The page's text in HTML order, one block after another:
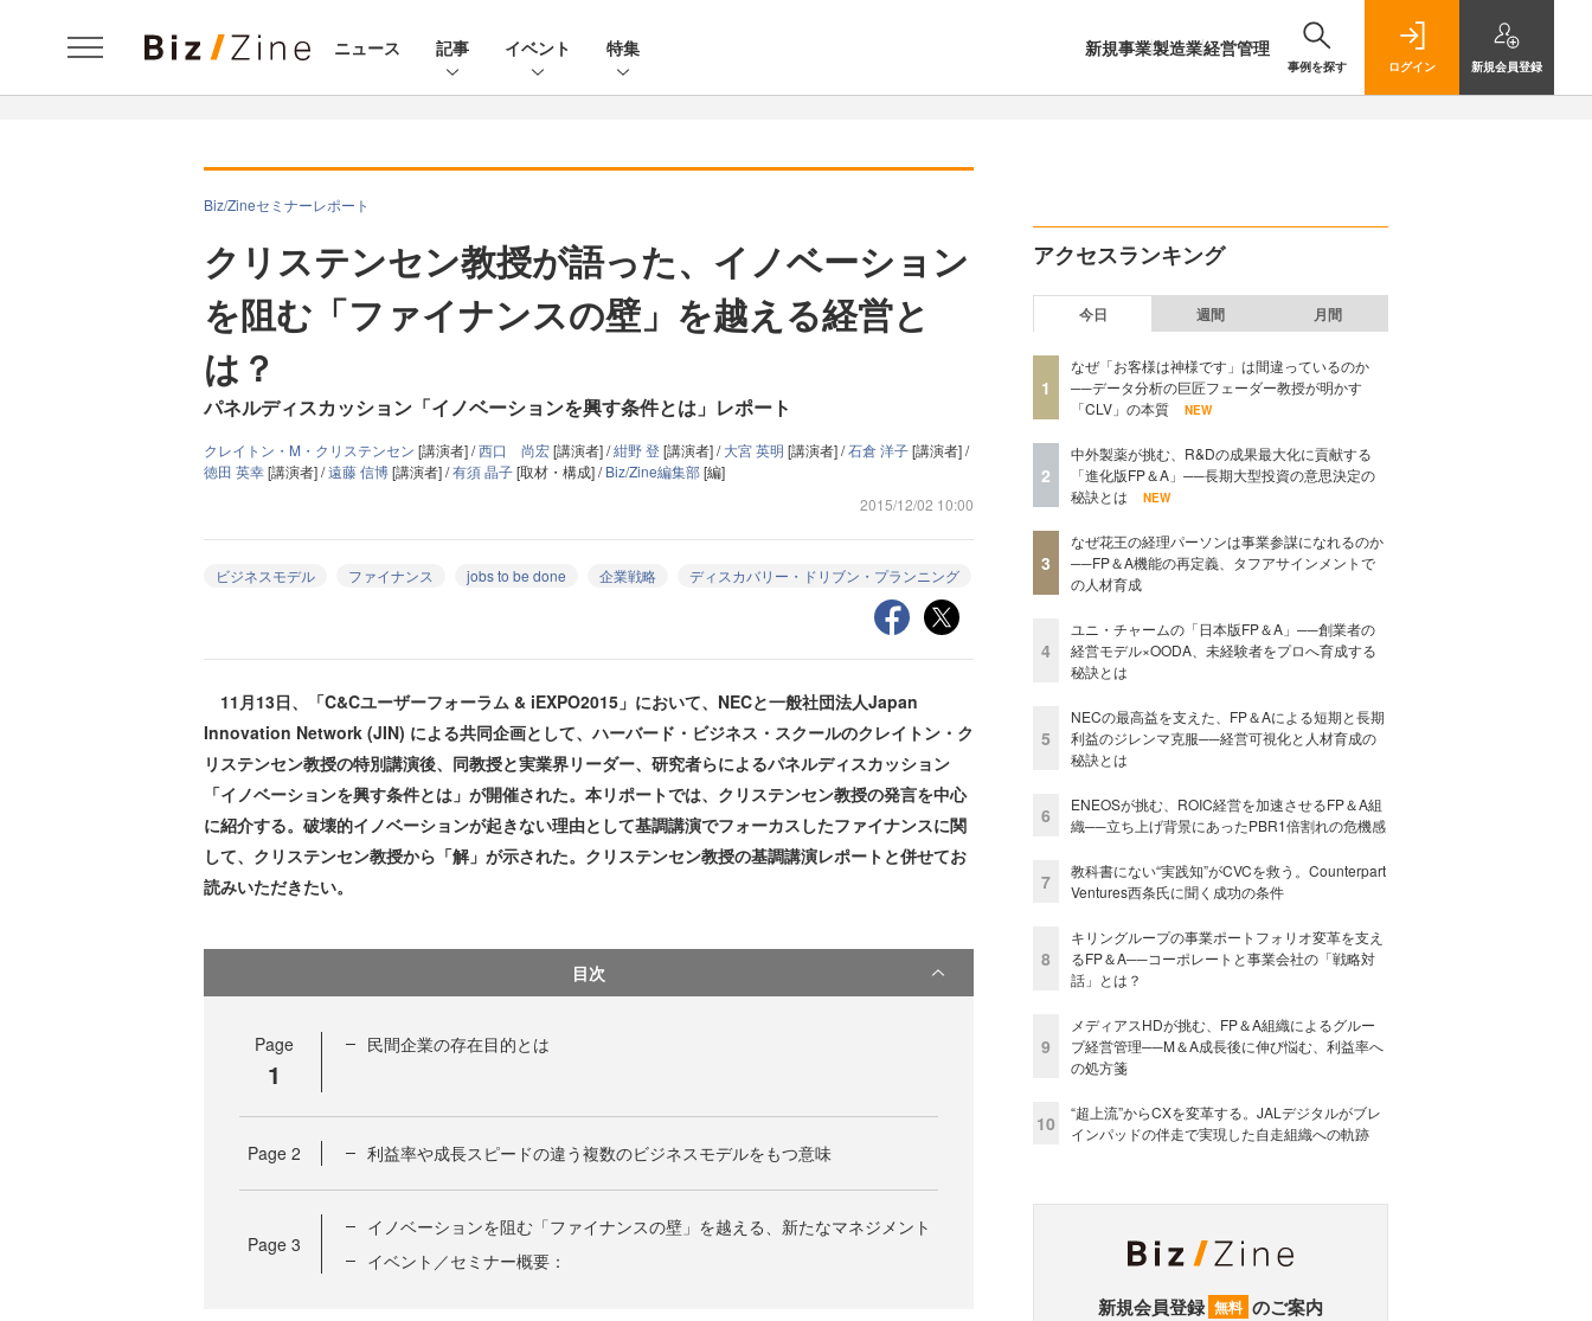
ニュース 記事 イベント 特集 新規事業製造業経営管理
事例を探す ログイン 新規会員登録
Biz/Zineセミナーレポート
クリステンセン教授が語った、イノベーション
を阻む「ファイナンスの壁」を越える経営と
は？
パネルディスカッション「イノベーションを興す条件とは」レポート
クレイトン・M・クリステンセン [講演者] /西口 尚宏[講演者] /紺野 登[講演者] /大宮 英明 [講演者] /石倉 洋子[講演者] /
徳田 英幸[講演者] /遠藤 信博[講演者] /有須 晶子[取材・構成] /Biz/Zine編集部[編]
2015/12/02 10:00
ビジネスモデル ファイナンス jobs to be done 企業戦略 ディスカバリー・ドリブン・プランニング
11月13日、「C&Cユーザーフォーラム & iEXPO2015」において、NECと一般社団法人Japan
Innovation Network (JIN) による共同企画として、ハーバード・ビジネス・スクールのクレイトン・ク
リステンセン教授の特別講演後、同教授と実業界リーダー、研究者らによるパネルディスカッション
「イノベーションを興す条件とは」が開催された。本リポートでは、クリステンセン教授の発言を中心
に紹介する。破壊的イノベーションが起きない理由として基調講演でフォーカスしたファイナンスに関
して、クリステンセン教授から「解」が示された。クリステンセン教授の基調講演レポートと併せてお
読みいただきたい。
目次
Page
1
民間企業の存在目的とは
Page 2 利益率や成長スピードの違う複数のビジネスモデルをもつ意味
Page 3
イノベーションを阻む「ファイナンスの壁」を越える、新たなマネジメント
イベント／セミナー概要：
アクセスランキング
今日 週間 月間
1
なぜ「お客様は神様です」は間違っているのか
──データ分析の巨匠フェーダー教授が明かす
「CLV」の本質
NEW
2
中外製薬が挑む、R&Dの成果最大化に貢献する
「進化版FP＆A」──長期大型投資の意思決定の
秘訣とは
NEW
3
なぜ花王の経理パーソンは事業参謀になれるのか
──FP＆A機能の再定義、タフアサインメントで
の人材育成
4
ユニ・チャームの「日本版FP＆A」──創業者の
経営モデル×OODA、未経験者をプロへ育成する
秘訣とは
5
NECの最高益を支えた、FP＆Aによる短期と長期
利益のジレンマ克服──経営可視化と人材育成の
秘訣とは
6
ENEOSが挑む、ROIC経営を加速させるFP＆A組
織──立ち上げ背景にあったPBR1倍割れの危機感
7
教科書にない“実践知”がCVCを救う。Counterpart
Ventures西条氏に聞く成功の条件
8
キリングループの事業ポートフォリオ変革を支え
るFP＆A──コーポレートと事業会社の「戦略対
話」とは？
9
メディアスHDが挑む、FP＆A組織によるグルー
プ経営管理──M＆A成長後に伸び悩む、利益率へ
の処方箋
10
“超上流”からCXを変革する。JALデジタルがブレ
インパッドの伴走で実現した自走組織への軌跡
新規会員登録 無料 のご案内